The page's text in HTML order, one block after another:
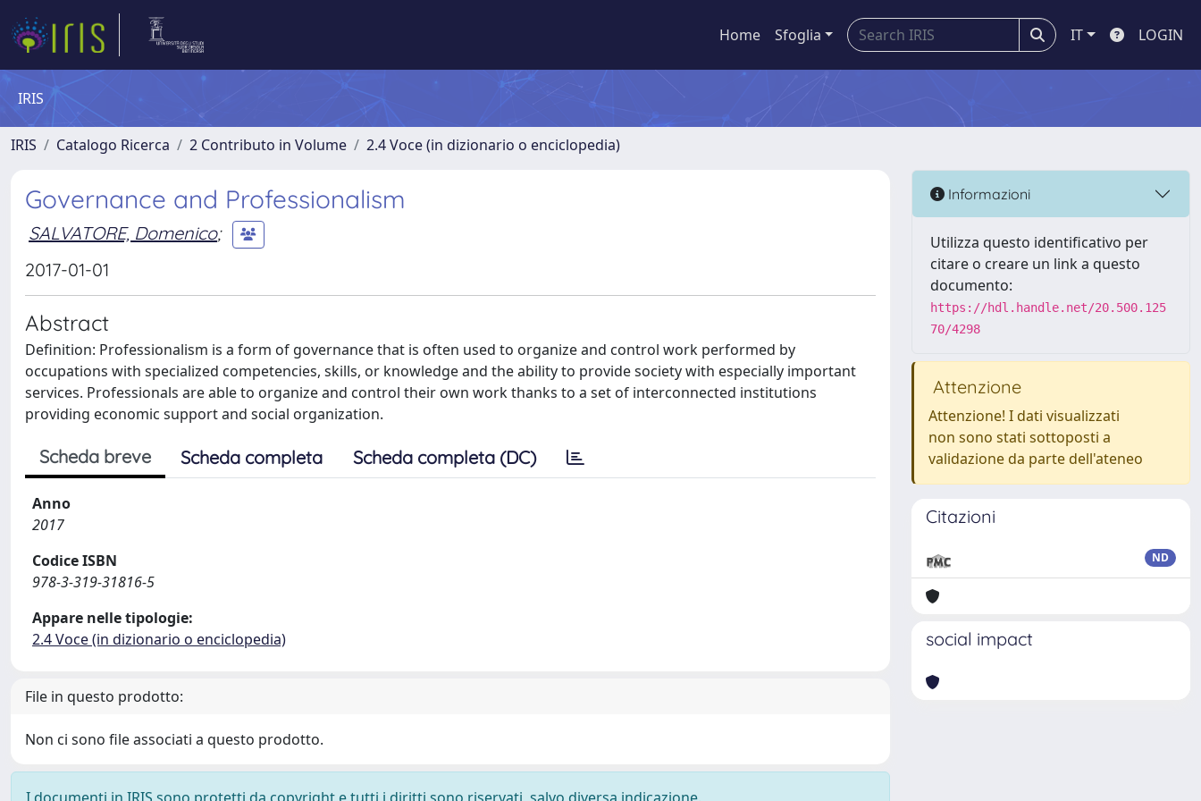
Home Sfoglia IT LOGIN
IRIS
IRIS Catalogo Ricerca 2 Contributo in Volume 2.4 Voce (in dizionario o enciclopedia)
Governance and Professionalism
SALVATORE, Domenico;
2017-01-01
Abstract
Definition: Professionalism is a form of governance that is often used to organize and control work performed by
occupations with specialized competencies, skills, or knowledge and the ability to provide society with especially important
services. Professionals are able to organize and control their own work thanks to a set of interconnected institutions
providing economic support and social organization.
Scheda breve Scheda completa Scheda completa (DC)
Anno
2017
Codice ISBN
978-3-319-31816-5
Appare nelle tipologie:
2.4 Voce (in dizionario o enciclopedia)
File in questo prodotto:
Non ci sono file associati a questo prodotto.
Informazioni
Utilizza questo identificativo per
citare o creare un link a questo
documento:
https://hdl.handle.net/20.500.125
70/4298
Attenzione
Attenzione! I dati visualizzati
non sono stati sottoposti a
validazione da parte dell'ateneo
Citazioni
ND
social impact